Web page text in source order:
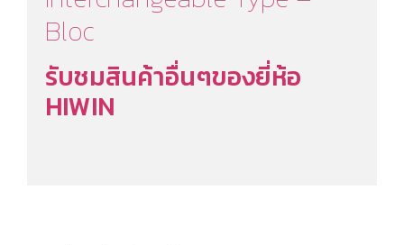
Bloc
รับชมสินค้าอื่นๆของยี่ห้อ
HIWIN